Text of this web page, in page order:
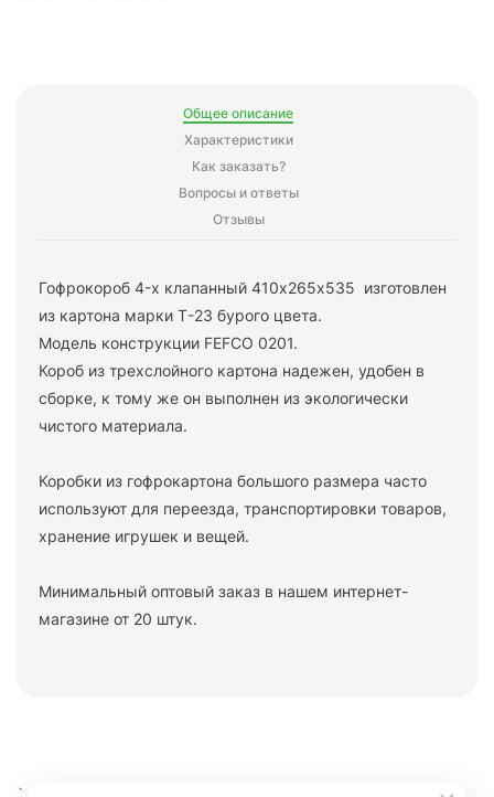
Общее описание
Характеристики
Как заказать?
Вопросы и ответы
Отзывы
Гофрокороб 4-х клапанный 410х265х535 изготовлен
из картона марки Т-23 бурого цвета.
Модель конструкции FEFCO 0201.
Короб из трехслойного картона надежен, удобен в
сборке, к тому же он выполнен из экологически
чистого материала.
Коробки из гофрокартона большого размера часто
используют для переезда, транспортировки товаров,
хранение игрушек и вещей.
Минимальный оптовый заказ в нашем интернет-
магазине от 20 штук.